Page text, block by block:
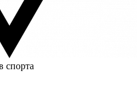
спорта